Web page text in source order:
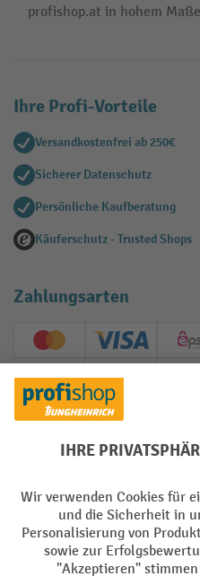
profishop.at in hohem
Ihre Profi-Vorteile
Versandkostenfrei ab 250€
Sicherer Datenschutz
Persönliche Kaufberatung
Käuferschutz - Trusted Shops
Zahlungsarten
Creditcard (Master)
Creditcard
PayPal
Soziale Netzwerke
Impressum